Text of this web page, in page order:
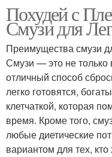
Похудей с
Смузи для
Преимущества смузи
Смузи — это не только
отличный способ
легко готовятся,
клетчаткой, которая
время. Кроме того,
любые диетические
вариантом для тех, кто